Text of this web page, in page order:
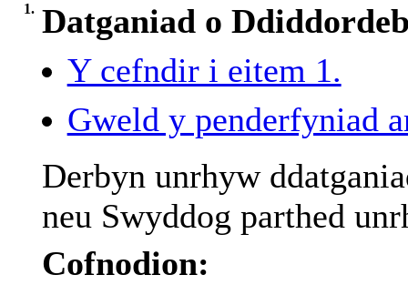
1. Datganiad o
Y cefndir i eitem 1.
Gweld y penderfyniad
Derbyn unrhyw
neu Swyddog parthed
Cofnodion: